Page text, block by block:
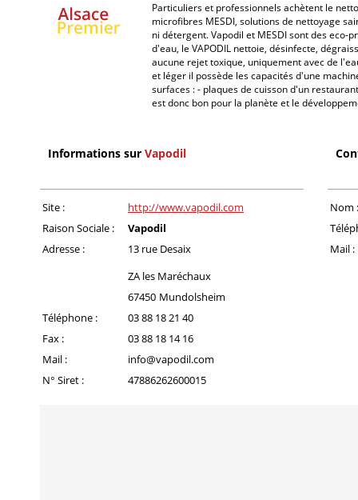
Particuliers et professionnels achètent le
microfibres MESDI, solutions de nettoyage
ni détergent. Vapodil et MESDI sont des eco-
d'eau, le VAPODIL nettoie, désinfecte,
aucune rejet toxique, uniquement avec de
et léger il possède les capacités d'une
surfaces : - plaques de cuisson d'un
est donc bon pour la planète et le
Informations sur Vapodil
Site :
http://www.vapodil.com
Raison Sociale :
Vapodil
Adresse :
13 rue Desaix
ZA les Maréchaux
67450 Mundolsheim
Téléphone :
03 88 18 21 40
Fax :
03 88 18 14 16
Mail :
info@vapodil.com
N° Siret :
47886262600015
Nom :
Mail :